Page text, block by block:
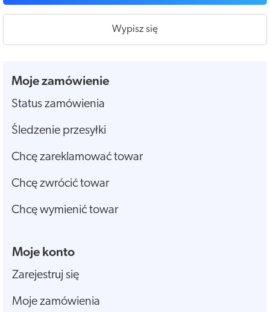
Wypisz się
Moje zamówienie
Status zamówienia
Śledzenie przesyłki
Chcę zareklamować towar
Chcę zwrócić towar
Chcę wymienić towar
Moje konto
Zarejestruj się
Moje zamówienia